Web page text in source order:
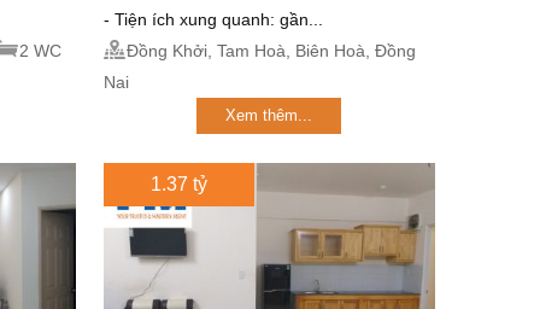
2 WC
- Tiện ích xung quanh: gần...
Đồng Khởi, Tam Hoà, Biên Hoà, Đồng
Nai
Xem thêm...
1.37 tỷ